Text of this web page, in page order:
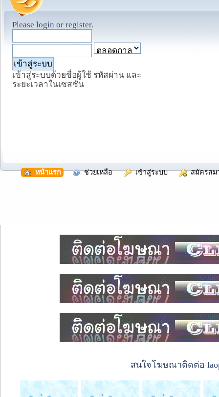
Please login or register.
เข้าสู่ระบบด้วยชื่อผู้ใช้ รหัสผ่าน และ
ระยะเวลาในเซสชั่น
หน้าแรก ช่วยเหลือ เข้าสู่ระบบ สมัครสม
สนใจโฆษณาติดต่อ